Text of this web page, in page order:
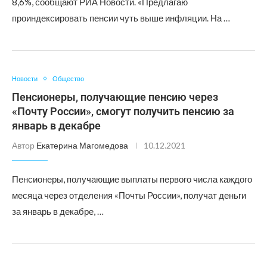
проиндексировать пенсии чуть выше инфляции. На …
Новости Общество
Пенсионеры, получающие пенсию через
«Почту России», смогут получить пенсию за
январь в декабре
Автор Екатерина Магомедова 10.12.2021
Пенсионеры, получающие выплаты первого числа каждого
месяца через отделения «Почты России», получат деньги
за январь в декабре, …